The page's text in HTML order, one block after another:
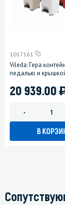
1017161
Vileda: Гера
педалью и
20 939.00
-
В